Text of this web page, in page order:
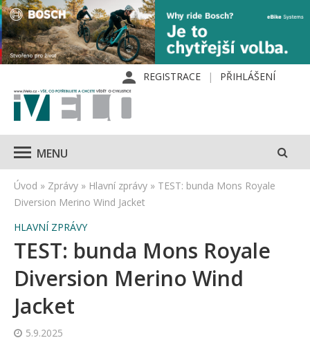
REGISTRACE PŘIHLÁŠENÍ
MENU
Úvod » Zprávy » Hlavní zprávy » TEST: bunda Mons Royale
Diversion Merino Wind Jacket
HLAVNÍ ZPRÁVY
TEST: bunda Mons Royale
Diversion Merino Wind
Jacket
5.9.2025